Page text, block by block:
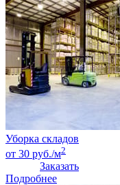
Уборка складов
от 30 руб./м2
Заказать
Подробнее